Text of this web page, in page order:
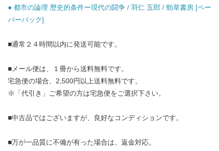
● 都市の論理 歴史的条件ー現代の闘争 / 羽仁 五郎 / 勁草書房 [ペー
パーバック]
■通常２４時間以内に発送可能です。
■メール便は、１冊から送料無料です。
宅急便の場合、2,500円以上送料無料です。
※「代引き」ご希望の方は宅急便をご選択下さい。
■中古品ではございますが、良好なコンディションです。
■万が一品質に不備が有った場合は、返金対応。